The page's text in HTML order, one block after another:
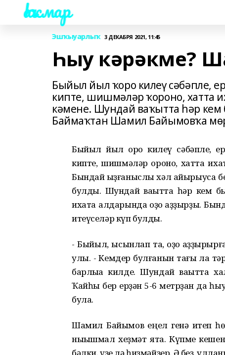
Һаҡмар
Эшҡыуарлыҡ 3 ДЕКАБРЯ 2021, 11:45
Һыу кәрәкме?
Быйыл йыл ҡоро килеү сәбәпле,
кипте, шишмәләр ҡороно, хатта
кәмене. Шундай ваҡытта һәр кем
Баймаҡтан Шамил Байымовҡа
Быйыл йыл ҡоро килеү сәбәпле,
кипте, шишмәләр ҡороно, хатта
Бындай ҡыҙғаныслы хәл айырыуса
булды. Шундай ваҡытта һәр кем
ихата алдарында ҡоҙоҡ ҡаҙҙырҙы.
итеүселәр күп булды.
- Быйыл, ысынлап та, ҡоҙоҡ
улы. - Кемдер булғанын тағы ла
барлыҡҡа килде. Шундай ваҡытта
Ҡайһы бер ерҙән 5-6 метрҙан да һыу
була.
Шамил Байымов еңел генә итеп
ныҡышмал хеҙмәт ята. Күпме